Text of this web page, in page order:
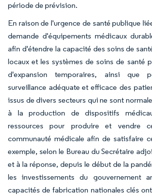
période de prévision.
En raison de l'urgence de santé publique
demande d'équipements médicaux
afin d'étendre la capacité des soins de
locaux et les systèmes de soins de santé
d'expansion temporaires, ainsi que
surveillance adéquate et efficace des
issus de divers secteurs qui ne sont
à la production de dispositifs
ressources pour produire et vendre
communauté médicale afin de satisfaire
exemple, selon le Bureau du Secrétaire
et à la réponse, depuis le début de la
les investissements du gouvernement
capacités de fabrication nationales clés